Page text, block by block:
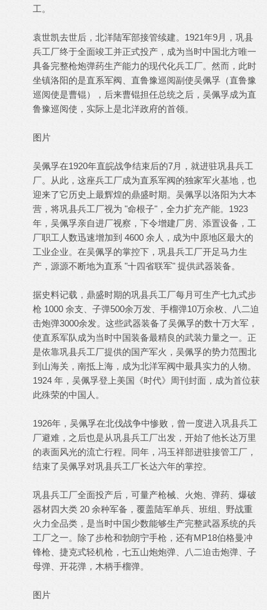
工。
袁世凯去世后，北洋陆军部接管续建。1921年9月，巩县
兵工厂终于全面竣工并正式投产，成为当时中国北方唯一
具备完整枪炮弹药生产能力的现代化兵工厂。然而，此时
坐镇洛阳的是直系军阀、直鲁豫巡阅副使吴佩孚（直鲁豫
巡阅使是曹锟），后来曹锟担任总统之后，吴佩孚成为直
鲁豫巡阅使，实际上是北洋政府的首领。
图片
吴佩孚在1920年直皖战争结束后的7月，就进驻巩县兵工
厂。从此，这座兵工厂成为直系军阀的独家军火基地，也
迎来了它历史上最辉煌的鼎盛时期。吴佩孚以洛阳为大本
营，将巩县兵工厂视为 "命根子"，全力扩充产能。1923
年，吴佩孚亲自进厂视察，下令增建厂房、添置设备，工
厂职工人数迅速增加到 4600 余人，成为中原地区最大的
工业企业。在吴佩孚的掌控下，巩县兵工厂开足马力生
产，源源不断地为直系 "十四省联军" 提供武器装备。
据史料记载，鼎盛时期的巩县兵工厂每月可生产七九式步
枪 1000 余支、子弹500余万发、手榴弹10万余枚、八二迫
击炮弹3000余发。这些武器装备了吴佩孚的数十万大军，
使直系军队成为当时中国装备最精良的武装力量之一。正
是依靠巩县兵工厂提供的国产军火，吴佩孚的势力范围北
到山海关，南抵上海，成为北洋军阀中最具实力的人物。
1924 年，吴佩孚登上美国《时代》周刊封面，成为首位获
此殊荣的中国人。
1926年，吴佩孚在北伐战争中惨败，曾一度进入巩县兵工
厂避难，之后也是从巩县兵工厂出发，开始了他长达万里
的表面风光的流亡行程。同年，冯玉祥部进驻接管工厂，
结束了吴佩孚对巩县兵工厂长达六年的掌控。
巩县兵工厂全面投产后，可量产枪械、火炮、弹药、爆破
器材四大类 20 余种军备，覆盖陆军单兵、班组、野战重
火力全品类，是当时中国少数能够生产完整武器系统的兵
工厂之一。除了步枪和勃朗宁手枪，还有MP18伯格曼冲
锋枪、捷克式轻机枪，七五山炮炮弹、八二迫击炮弹、子
母弹、开花弹，木柄手榴弹。
图片